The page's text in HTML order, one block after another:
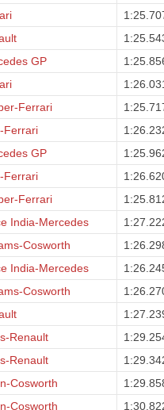
GP
Ferrari
Ferrari
GP
Ferrari
Ferrari
India-Mercedes
Cosworth
India-Mercedes
Cosworth
Renault
Renault
Cosworth
Cosworth